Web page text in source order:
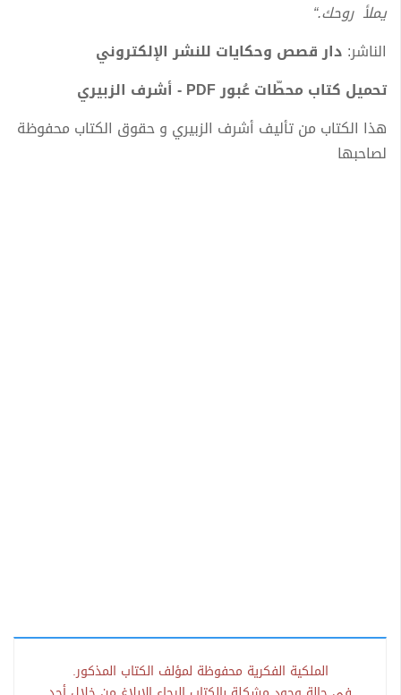
يملأ روحك.“
الناشر: دار قصص وحكايات للنشر الإلكتروني
تحميل كتاب محطّات عُبور PDF - أشرف الزبيري
هذا الكتاب من تأليف أشرف الزبيري و حقوق الكتاب محفوظة
لصاحبها
الملكية الفكرية محفوظة لمؤلف الكتاب المذكور.